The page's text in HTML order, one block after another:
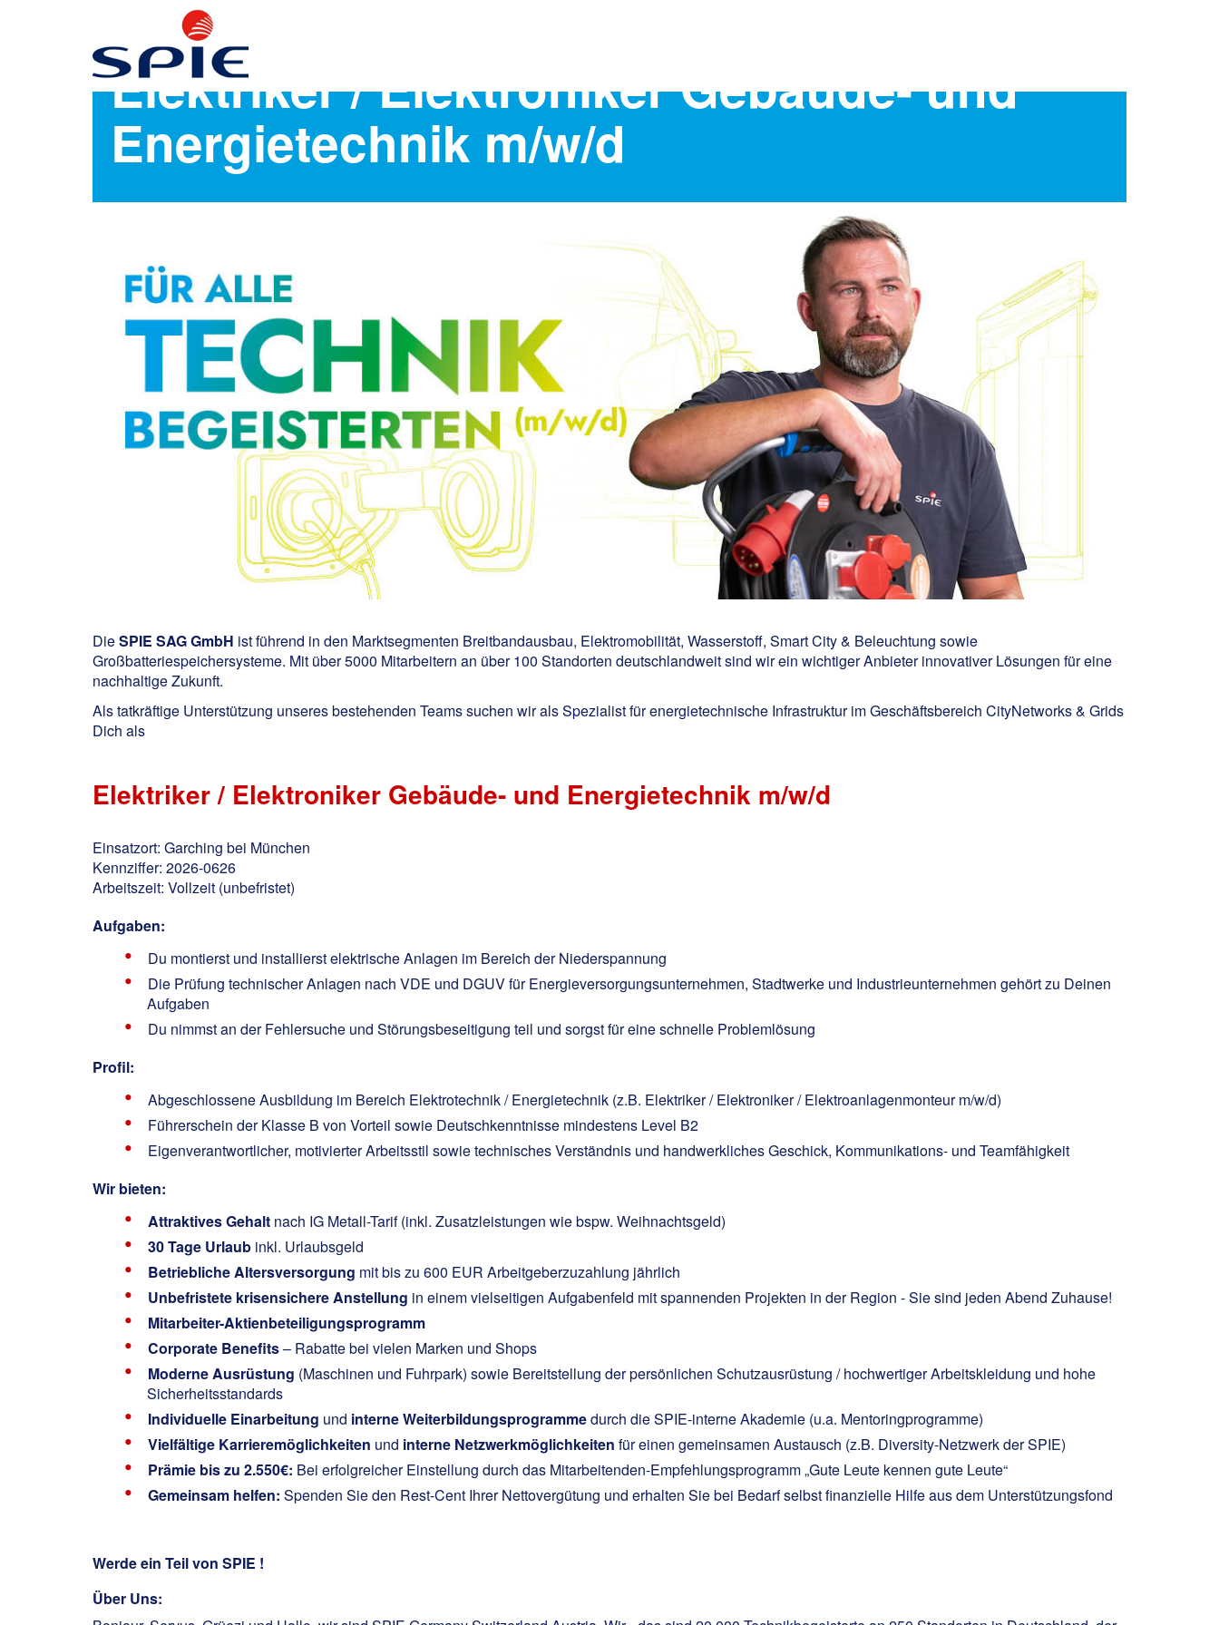
Elektriker / Elektroniker Gebäude- und
Energietechnik m/w/d
DieSPIE SAG GmbH ist führend in den Marktsegmenten Breitbandausbau, Elektromobilität, Wasserstoff, Smart City & Beleuchtung sowie
Großbatteriespeichersysteme. Mit über 5000 Mitarbeitern an über 100 Standorten deutschlandweit sind wir ein wichtiger Anbieter innovativer Lösungen für eine
nachhaltige Zukunft.
Als tatkräftige Unterstützung unseres bestehenden Teams suchen wir als Spezialist für energietechnische Infrastruktur im Geschäftsbereich CityNetworks & Grids
Dich als
Elektriker / Elektroniker Gebäude- und Energietechnik m/w/d
Einsatzort: Garching bei München
Kennziffer: 2026-0626
Arbeitszeit: Vollzeit (unbefristet)
Aufgaben:
Du montierst und installierst elektrische Anlagen im Bereich der Niederspannung
Die Prüfung technischer Anlagen nach VDE und DGUV für Energieversorgungsunternehmen, Stadtwerke und Industrieunternehmen gehört zu Deinen
Aufgaben
Du nimmst an der Fehlersuche und Störungsbeseitigung teil und sorgst für eine schnelle Problemlösung
Profil:
Abgeschlossene Ausbildung im Bereich Elektrotechnik / Energietechnik (z.B. Elektriker / Elektroniker / Elektroanlagenmonteur m/w/d)
Führerschein der Klasse B von Vorteil sowie Deutschkenntnisse mindestens Level B2
Eigenverantwortlicher, motivierter Arbeitsstil sowie technisches Verständnis und handwerkliches Geschick, Kommunikations- und Teamfähigkeit
Wir bieten:
Attraktives Gehalt nach IG Metall-Tarif (inkl. Zusatzleistungen wie bspw. Weihnachtsgeld)
30 Tage Urlaub inkl. Urlaubsgeld
BetrieblicheAltersversorgung mit bis zu 600 EUR Arbeitgeberzuzahlung jährlich
Unbefristete krisensichere Anstellung in einem vielseitigen Aufgabenfeld mit spannenden Projekten in der Region - Sie sind jeden Abend Zuhause!
Mitarbeiter-Aktienbeteiligungsprogramm
Corporate Benefits– Rabatte bei vielen Marken und Shops
Moderne Ausrüstung (Maschinen und Fuhrpark) sowie Bereitstellung der persönlichen Schutzausrüstung / hochwertiger Arbeitskleidung und hohe
Sicherheitsstandards
Individuelle Einarbeitung und interne Weiterbildungsprogrammedurch die SPIE-interne Akademie (u.a. Mentoringprogramme)
Vielfältige Karrieremöglichkeiten und interne Netzwerkmöglichkeiten für einen gemeinsamen Austausch (z.B. Diversity-Netzwerk der SPIE)
Prämie bis zu 2.550€: Bei erfolgreicher Einstellung durch das Mitarbeitenden-Empfehlungsprogramm „Gute Leute kennen gute Leute“
Gemeinsam helfen: Spenden Sie den Rest-Cent Ihrer Nettovergütung und erhalten Sie bei Bedarf selbst finanzielle Hilfe aus dem Unterstützungsfond
Werde ein Teil von SPIE !
Über Uns: